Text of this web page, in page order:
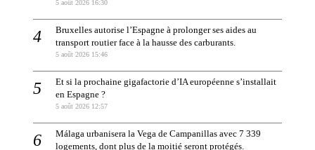
5 août 2026 16:30
Bruxelles autorise l’Espagne à prolonger ses aides au
transport routier face à la hausse des carburants.
5 août 2026 15:46
Et si la prochaine gigafactorie d’IA européenne s’installait
en Espagne ?
5 août 2026 12:57
Málaga urbanisera la Vega de Campanillas avec 7 339
logements, dont plus de la moitié seront protégés.